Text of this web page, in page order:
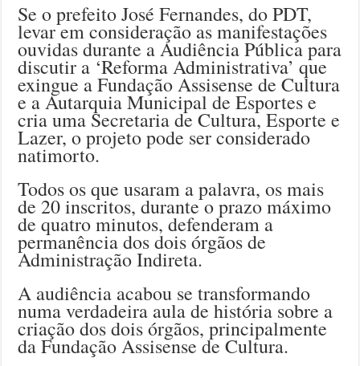
Se o prefeito José Fernandes, do PDT,
levar em consideração as manifestações
ouvidas durante a Audiência Pública para
discutir a ‘Reforma Administrativa’ que
exingue a Fundação Assisense de Cultura
e a Autarquia Municipal de Esportes e
cria uma Secretaria de Cultura, Esporte e
Lazer, o projeto pode ser considerado
natimorto.
Todos os que usaram a palavra, os mais
de 20 inscritos, durante o prazo máximo
de quatro minutos, defenderam a
permanência dos dois órgãos de
Administração Indireta.
A audiência acabou se transformando
numa verdadeira aula de história sobre a
criação dos dois órgãos, principalmente
da Fundação Assisense de Cultura.